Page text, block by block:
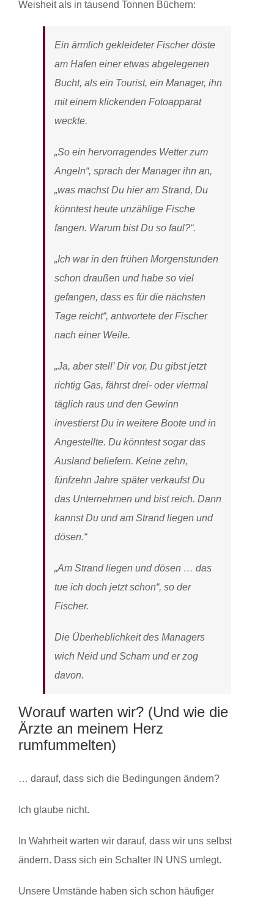
Weisheit als in tausend Tonnen Büchern:
Ein ärmlich gekleideter Fischer döste
am Hafen einer etwas abgelegenen
Bucht, als ein Tourist, ein Manager, ihn
mit einem klickenden Fotoapparat
weckte.
„So ein hervorragendes Wetter zum
Angeln“, sprach der Manager ihn an,
„was machst Du hier am Strand, Du
könntest heute unzählige Fische
fangen. Warum bist Du so faul?“.
„Ich war in den frühen Morgenstunden
schon draußen und habe so viel
gefangen, dass es für die nächsten
Tage reicht“, antwortete der Fischer
nach einer Weile.
„Ja, aber stell’ Dir vor, Du gibst jetzt
richtig Gas, fährst drei- oder viermal
täglich raus und den Gewinn
investierst Du in weitere Boote und in
Angestellte. Du könntest sogar das
Ausland beliefern. Keine zehn,
fünfzehn Jahre später verkaufst Du
das Unternehmen und bist reich. Dann
kannst Du und am Strand liegen und
dösen.“
„Am Strand liegen und dösen … das
tue ich doch jetzt schon“, so der
Fischer.
Die Überheblichkeit des Managers
wich Neid und Scham und er zog
davon.
Worauf warten wir? (Und wie die
Ärzte an meinem Herz
rumfummelten)
… darauf, dass sich die Bedingungen ändern?
Ich glaube nicht.
In Wahrheit warten wir darauf, dass wir uns selbst
ändern. Dass sich ein Schalter IN UNS umlegt.
Unsere Umstände haben sich schon häufiger